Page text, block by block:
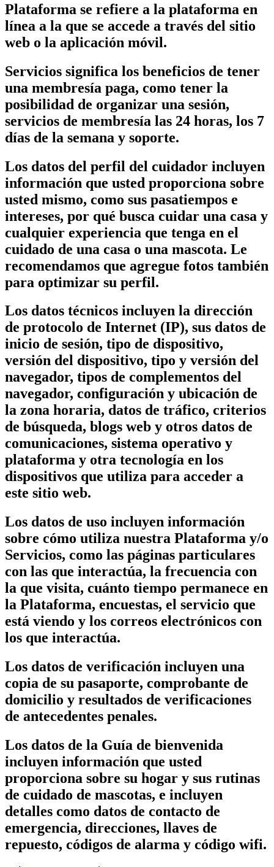
Plataforma se refiere a la plataforma en
línea a la que se accede a través del sitio
web o la aplicación móvil.
Servicios significa los beneficios de tener
una membresía paga, como tener la
posibilidad de organizar una sesión,
servicios de membresía las 24 horas, los 7
días de la semana y soporte.
Los datos del perfil del cuidador incluyen
información que usted proporciona sobre
usted mismo, como sus pasatiempos e
intereses, por qué busca cuidar una casa y
cualquier experiencia que tenga en el
cuidado de una casa o una mascota. Le
recomendamos que agregue fotos también
para optimizar su perfil.
Los datos técnicos incluyen la dirección
de protocolo de Internet (IP), sus datos de
inicio de sesión, tipo de dispositivo,
versión del dispositivo, tipo y versión del
navegador, tipos de complementos del
navegador, configuración y ubicación de
la zona horaria, datos de tráfico, criterios
de búsqueda, blogs web y otros datos de
comunicaciones, sistema operativo y
plataforma y otra tecnología en los
dispositivos que utiliza para acceder a
este sitio web.
Los datos de uso incluyen información
sobre cómo utiliza nuestra Plataforma y/o
Servicios, como las páginas particulares
con las que interactúa, la frecuencia con
la que visita, cuánto tiempo permanece en
la Plataforma, encuestas, el servicio que
está viendo y los correos electrónicos con
los que interactúa.
Los datos de verificación incluyen una
copia de su pasaporte, comprobante de
domicilio y resultados de verificaciones
de antecedentes penales.
Los datos de la Guía de bienvenida
incluyen información que usted
proporciona sobre su hogar y sus rutinas
de cuidado de mascotas, e incluyen
detalles como datos de contacto de
emergencia, direcciones, llaves de
repuesto, códigos de alarma y código wifi.